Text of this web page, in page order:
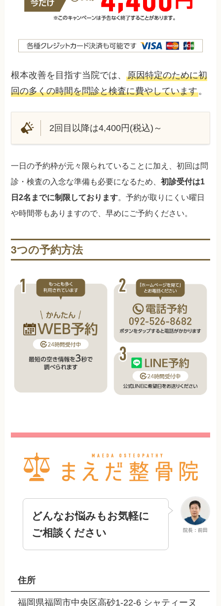
根本改善を目指す当院では、原因特定のために初
回の多くの時間を問診と検査に費やしています。
2回目以降は4,400円(税込)～
一日の予約枠が元々限られていることに加え、初回は問
診・検査の入念な準備も必要になるため、初診受付は1
日2名までに制限しております。予約が取りにくい曜日
や時間帯もありますので、早めにご予約ください。
3つの予約方法
院長：前田
どんなお悩みもお気軽に
ご相談ください
住所
福岡県福岡市中央区高砂1-22-6 シャティーヌ